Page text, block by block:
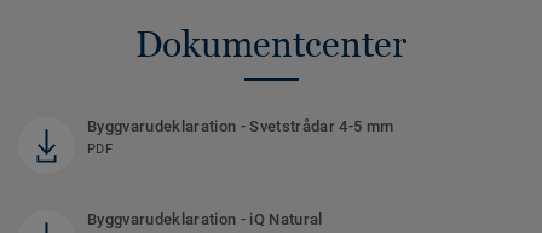
Dokumentcenter
Byggvarudeklaration - Svetstrådar 4-5 mm
PDF
Byggvarudeklaration - iQ Natural